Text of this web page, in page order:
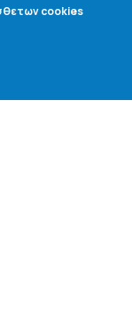
cookies